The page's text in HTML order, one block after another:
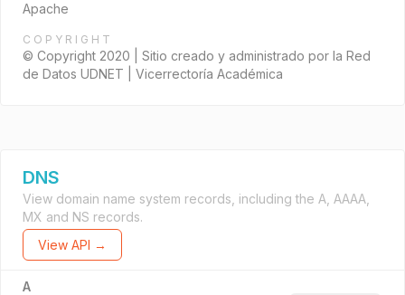
Apache
COPYRIGHT
© Copyright 2020 | Sitio creado y administrado por la Red
de Datos UDNET | Vicerrectoría Académica
DNS
View domain name system records, including the A, AAAA,
MX and NS records.
View API →
A